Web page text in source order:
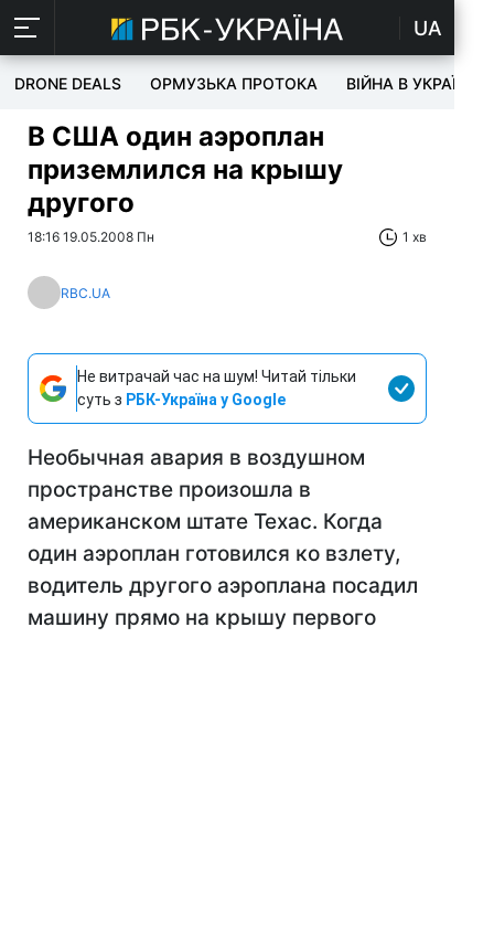
UA
DRONE DEALS ОРМУЗЬКА ПРОТОКА ВІЙНА В УКРАЇНІ
В США один аэроплан
приземлился на крышу
другого
18:16 19.05.2008 Пн 1 хв
RBC.UA
Не витрачай час на шум! Читай тільки
суть з РБК-Україна у Google
Необычная авария в воздушном
пространстве произошла в
американском штате Техас. Когда
один аэроплан готовился ко взлету,
водитель другого аэроплана посадил
машину прямо на крышу первого